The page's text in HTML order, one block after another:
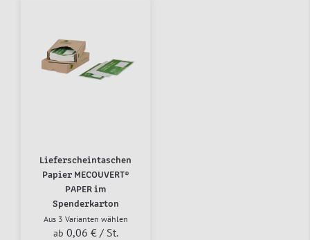
Lieferscheintaschen
Papier MECOUVERT®
PAPER im
Spenderkarton
Aus 3 Varianten wählen
ab 0,06 € / St.